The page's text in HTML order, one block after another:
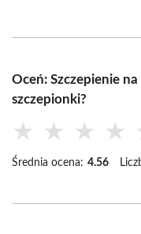
Oceń: Szczepienie
szczepionki?
★ ★ ★ ★
Średnia ocena: 4.56